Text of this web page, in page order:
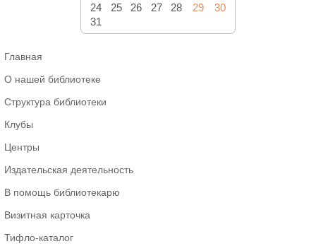
24
25 26 27 28 29
30
31
Главная
О нашей библиотеке
Структура библиотеки
Клубы
Центры
Издательская деятельность
В помощь библиотекарю
Визитная карточка
Тифло-каталог